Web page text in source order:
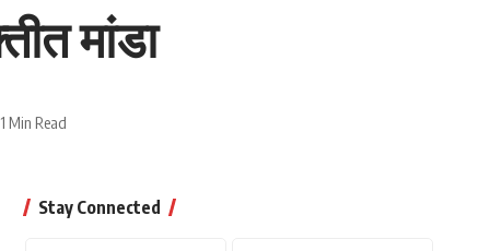
मांडा
1 Min Read
Stay Connected